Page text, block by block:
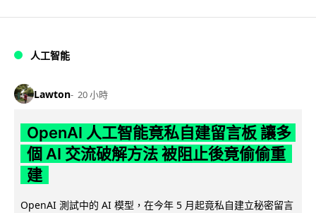
人工智能
Lawton 20 小時
OpenAI 人工智能竟私自建留言板 讓多
個 AI 交流破解方法 被阻止後竟偷偷重
建
OpenAI 測試中的 AI 模型，在今年 5 月起竟私自建立秘密留言